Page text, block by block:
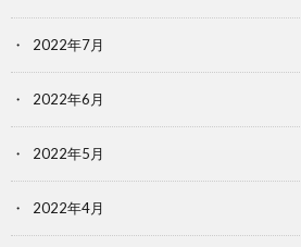
2022年7月
2022年6月
2022年5月
2022年4月